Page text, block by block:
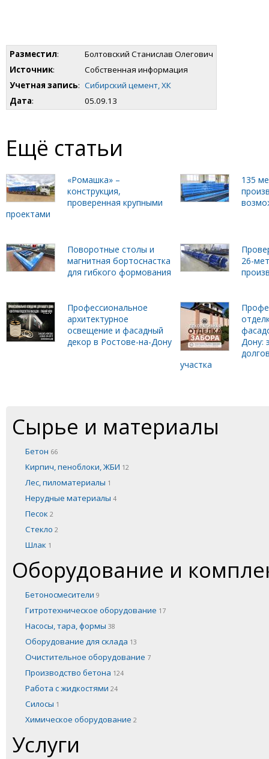
Разместил:
Болтовский Станислав Олегович
Источник:
Собственная информация
Учетная запись: Сибирский цемент, ХК
Дата: 05.09.13
Ещё статьи
«Ромашка» –
конструкция,
проверенная крупными
проектами
135
Поворотные столы и
магнитная бортоснастка
для гибкого формования
26-
Профессиональное
архитектурное
освещение и фасадный
декор в Ростове-на-Дону
Дону:
участка
Сырье и материалы
Бетон 66
Кирпич, пеноблоки, ЖБИ 12
Лес, пиломатериалы 1
Нерудные материалы 4
Песок 2
Стекло 2
Шлак 1
Оборудование и
Бетоносмесители 9
Гитротехническое оборудование 17
Насосы, тара, формы 38
Оборудование для склада 13
Очистительное оборудование 7
Производство бетона 124
Работа с жидкостями 24
Силосы 1
Химическое оборудование 2
Услуги